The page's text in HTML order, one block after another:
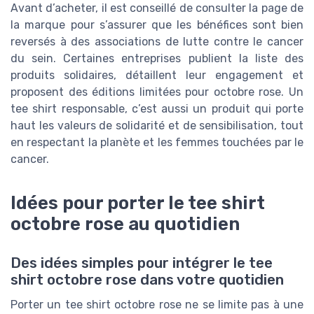
Avant d’acheter, il est conseillé de consulter la page de
la marque pour s’assurer que les bénéfices sont bien
reversés à des associations de lutte contre le cancer
du sein. Certaines entreprises publient la liste des
produits solidaires, détaillent leur engagement et
proposent des éditions limitées pour octobre rose. Un
tee shirt responsable, c’est aussi un produit qui porte
haut les valeurs de solidarité et de sensibilisation, tout
en respectant la planète et les femmes touchées par le
cancer.
Idées pour porter le tee shirt
octobre rose au quotidien
Des idées simples pour intégrer le tee
shirt octobre rose dans votre quotidien
Porter un tee shirt octobre rose ne se limite pas à une